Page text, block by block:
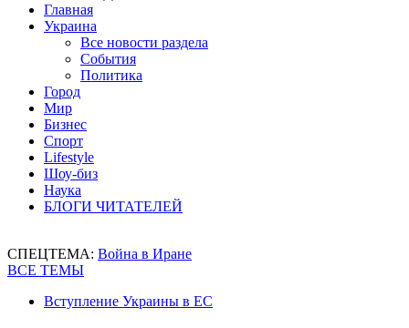
Главная
Украина
Все новости раздела
События
Политика
Город
Мир
Бизнес
Спорт
Lifestyle
Шоу-биз
Наука
БЛОГИ ЧИТАТЕЛЕЙ
СПЕЦТЕМА: Война в Иране
ВСЕ ТЕМЫ
Вступление Украины в ЕС